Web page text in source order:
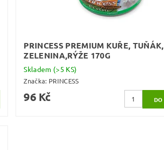
PRINCESS PREMIUM KUŘE, TUŇÁK,
ZELENINA,RÝŽE 170G
Skladem (>5 KS)
Značka: PRINCESS
96 Kč